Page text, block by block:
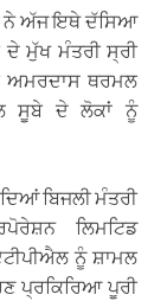
ਨੇ ਅੱਜ ਇਥੇ ਦੱਸਿਆ
ਦੇ ਮੁੱਖ ਮੰਤਰੀ ਸ੍ਰੀ
ਅਮਰਦਾਸ ਥਰਮਲ
ਸੂਬੇ ਦੇ ਲੋਕਾਂ ਨੂੰ
ਬਿਜਲੀ ਮੰਤਰੀ
ਲਿਮਟਿਡ
ਨੂੰ ਸ਼ਾਮਲ
ਪ੍ਰਕਿਰਿਆ ਪੂਰੀ